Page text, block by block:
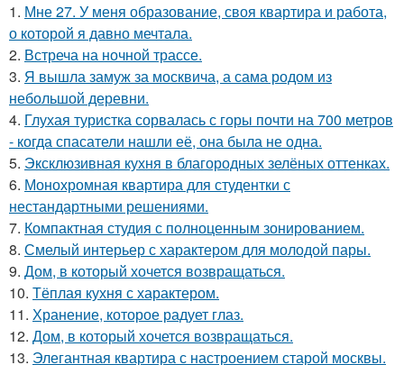
1. Мне 27. У меня образование, своя квартира и работа,
о которой я давно мечтала.
2. Встреча на ночной трассе.
3. Я вышла замуж за москвича, а сама родом из
небольшой деревни.
4. Глухая туристка сорвалась с горы почти на 700 метров
- когда спасатели нашли её, она была не одна.
5. Эксклюзивная кухня в благородных зелёных оттенках.
6. Монохромная квартира для студентки с
нестандартными решениями.
7. Компактная студия с полноценным зонированием.
8. Смелый интерьер с характером для молодой пары.
9. Дом, в который хочется возвращаться.
10. Тёплая кухня с характером.
11. Хранение, которое радует глаз.
12. Дом, в который хочется возвращаться.
13. Элегантная квартира с настроением старой москвы.